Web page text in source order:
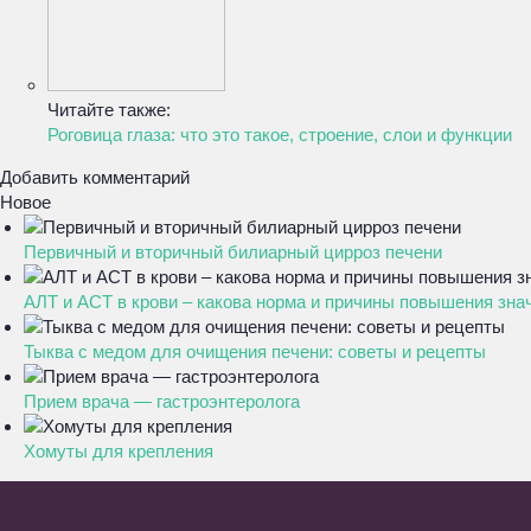
Читайте также:
Роговица глаза: что это такое, строение, слои и функции
Добавить комментарий
Новое
Первичный и вторичный билиарный цирроз печени
АЛТ и АСТ в крови – какова норма и причины повышения
Тыква с медом для очищения печени: советы и рецепты
Прием врача — гастроэнтеролога
Хомуты для крепления